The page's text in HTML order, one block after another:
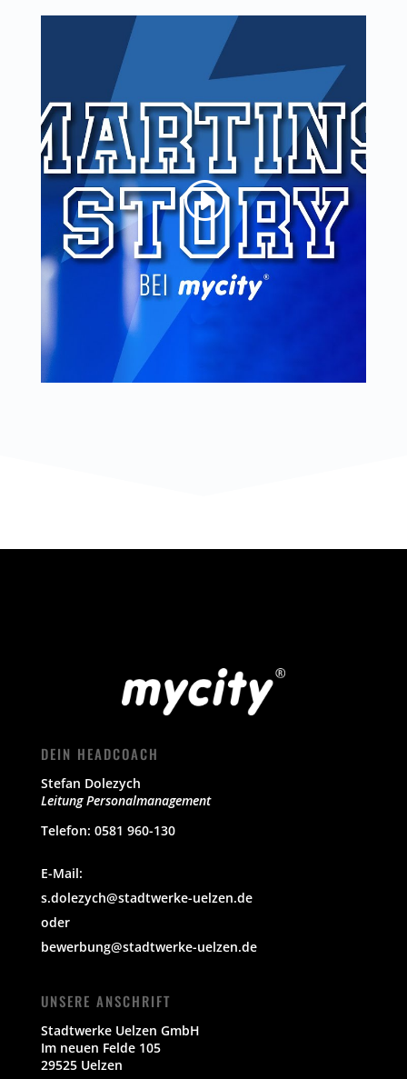
DEIN HEADCOACH
Stefan Dolezych
Leitung Personalmanagement
Telefon: 0581 960-130
E-Mail:
s.dolezych@stadtwerke-uelzen.de
oder
bewerbung@stadtwerke-uelzen.de
UNSERE ANSCHRIFT
Stadtwerke Uelzen GmbH
Im neuen Felde 105
29525 Uelzen